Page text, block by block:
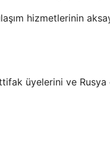
hizmetlerinin
üyelerini ve